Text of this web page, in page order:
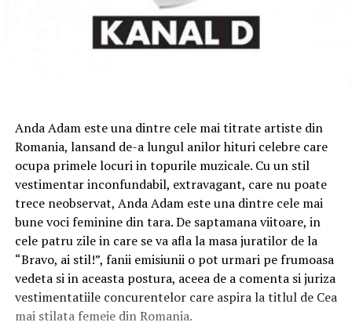
Anda Adam este una dintre cele mai titrate artiste din
Romania, lansand de-a lungul anilor hituri celebre care
ocupa primele locuri in topurile muzicale. Cu un stil
vestimentar inconfundabil, extravagant, care nu poate
trece neobservat, Anda Adam este una dintre cele mai
bune voci feminine din tara. De saptamana viitoare, in
cele patru zile in care se va afla la masa juratilor de la
“Bravo, ai stil!”, fanii emisiunii o pot urmari pe frumoasa
vedeta si in aceasta postura, aceea de a comenta si juriza
vestimentatiile concurentelor care aspira la titlul de Cea
mai stilata femeie din Romania.